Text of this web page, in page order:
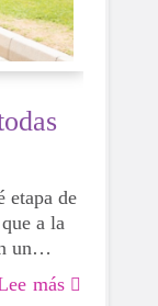
etapa de
a la
un
y
más